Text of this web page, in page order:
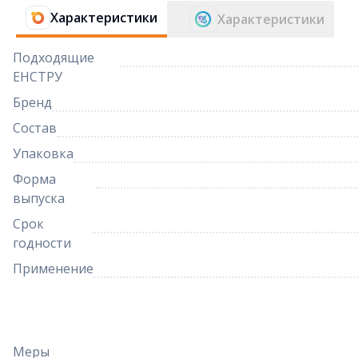
Характеристики Характеристики
Подходящие
ЕНСТРУ
Бренд
Состав
Упаковка
Форма
выпуска
Срок
годности
Применение
Меры